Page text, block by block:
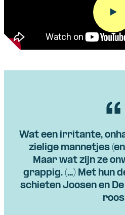
Wat een irritante,
zielige mannetjes
Maar wat zijn ze
grappig. (…) Met hun
schieten Joosen en
roos